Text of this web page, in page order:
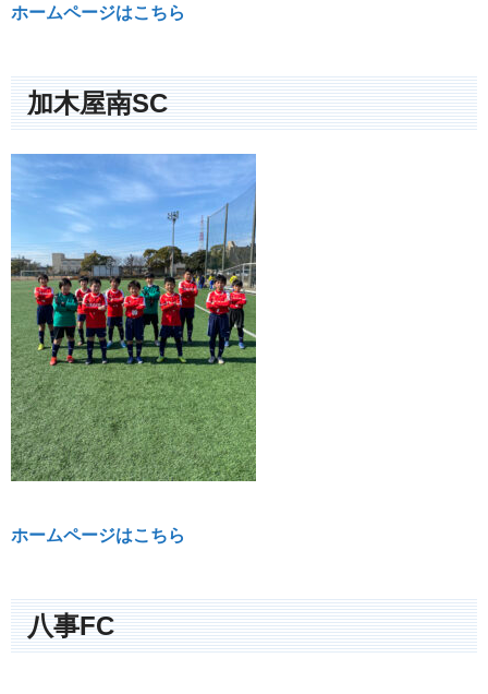
ホームページはこちら
加木屋南SC
ホームページはこちら
八事FC